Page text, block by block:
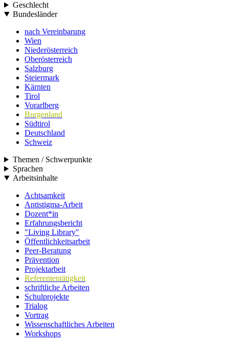
Geschlecht
Bundesländer
nach Vereinbarung
Wien
Niederösterreich
Oberösterreich
Salzburg
Steiermark
Kärnten
Tirol
Vorarlberg
Burgenland
Südtirol
Deutschland
Schweiz
Themen / Schwerpunkte
Sprachen
Arbeitsinhalte
Achtsamkeit
Antistigma-Arbeit
Dozent*in
Erfahrungsbericht
"Living Library"
Öffentlichkeitsarbeit
Peer-Beratung
Prävention
Projektarbeit
Referententätigkeit
schriftliche Arbeiten
Schulprojekte
Trialog
Vortrag
Wissenschaftliches Arbeiten
Workshops